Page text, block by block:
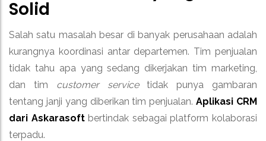
Solid
Salah satu masalah besar di banyak perusahaan adalah
kurangnya koordinasi antar departemen. Tim penjualan
tidak tahu apa yang sedang dikerjakan tim marketing,
dan tim customer servicetidak punya gambaran
tentang janji yang diberikan tim penjualan.Aplikasi CRM
dari Askarasoftbertindak sebagai platform kolaborasi
terpadu.